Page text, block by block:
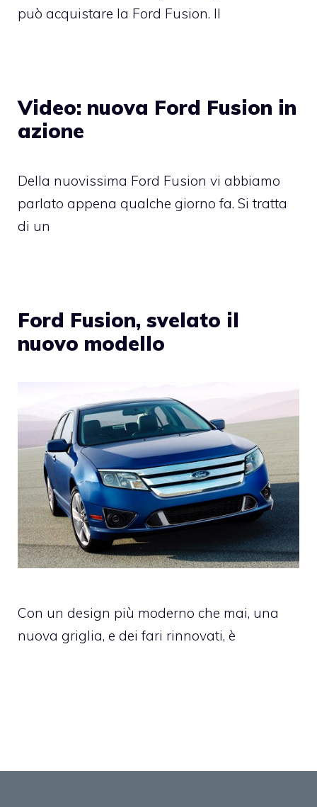
può acquistare la Ford Fusion. Il
Video: nuova Ford Fusion in
azione
Della nuovissima Ford Fusion vi abbiamo
parlato appena qualche giorno fa. Si tratta
di un
Ford Fusion, svelato il
nuovo modello
Con un design più moderno che mai, una
nuova griglia, e dei fari rinnovati, è